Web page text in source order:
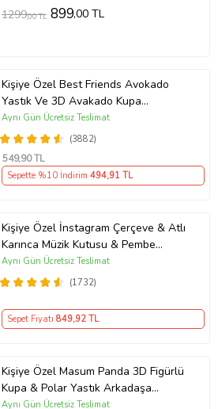
1299,00 TL 899,00 TL
Kişiye Özel Best Friends Avokado
Yastık Ve 3D Avakado Kupa
Arkadaşa Hediye
(3882)
Aynı Gün Ücretsiz Teslimat
549,90 TL
Sepette %10 İndirim 494,91 TL
Kişiye Özel İnstagram Çerçeve & Atlı
Karınca Müzik Kutusu & Pembe
Bubble Mum & Kupa Hediye Seti
(1732)
Aynı Gün Ücretsiz Teslimat
Sepet Fiyatı 849,92 TL
Kişiye Özel Masum Panda 3D Figürlü
Kupa & Polar Yastık Arkadaşa
Hediye
Aynı Gün Ücretsiz Teslimat